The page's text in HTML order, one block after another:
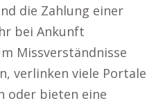
die Zahlung einer
bei Ankunft
Missverständnisse
verlinken viele Portale
oder bieten eine